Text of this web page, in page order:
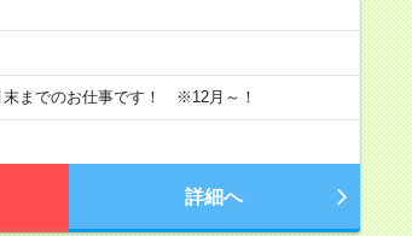
末までのお仕事です！ ※12月～！
詳細へ